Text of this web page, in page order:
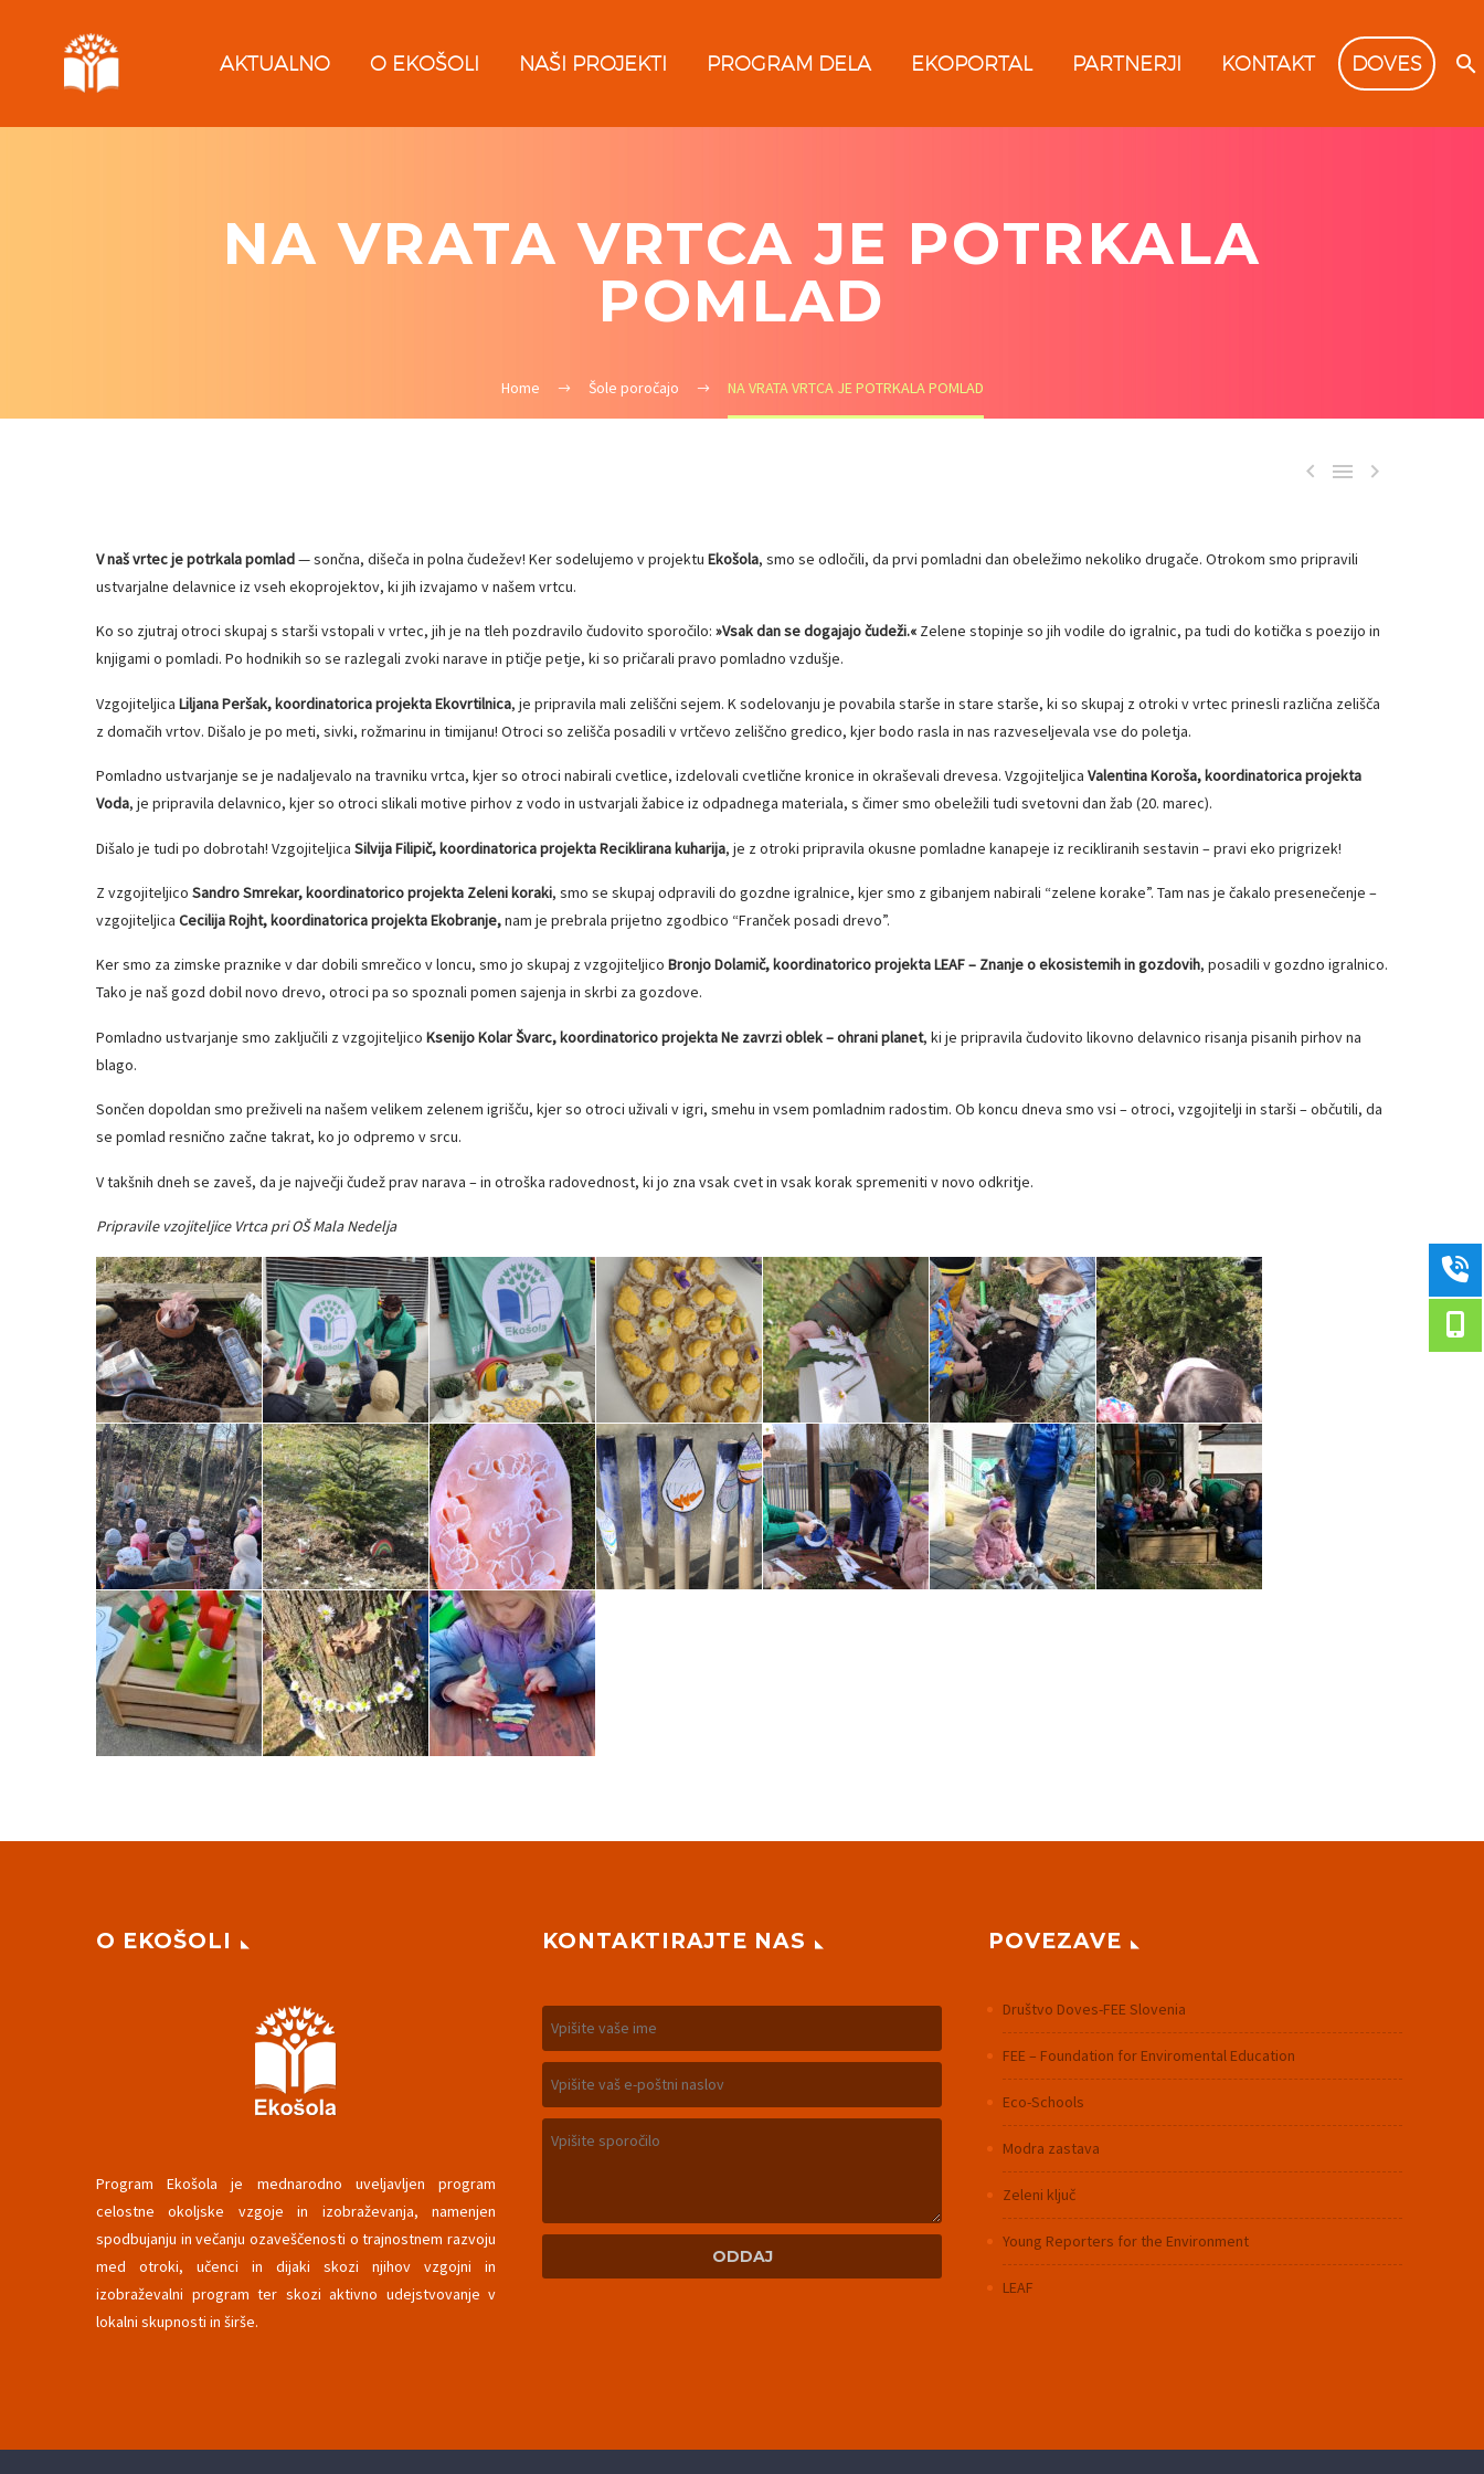
AKTUALNO O EKOŠOLI NAŠI PROJEKTI PROGRAM DELA EKOPORTAL PARTNERJI KONTAKT DOVES
NA VRATA VRTCA JE POTRKALA
POMLAD
Home Šole poročajo NA VRATA VRTCA JE POTRKALA POMLAD
  
V naš vrtec je potrkala pomlad— sončna, dišeča in polna čudežev! Ker sodelujemo v projektu Ekošola, smo se odločili, da prvi pomladni dan obeležimo nekoliko drugače. Otrokom smo pripravili
ustvarjalne delavnice iz vseh ekoprojektov, ki jih izvajamo v našem vrtcu.
Ko so zjutraj otroci skupaj s starši vstopali v vrtec, jih je na tleh pozdravilo čudovito sporočilo: »Vsak dan se dogajajo čudeži.« Zelene stopinje so jih vodile do igralnic, pa tudi do kotička s poezijo in
knjigami o pomladi. Po hodnikih so se razlegali zvoki narave in ptičje petje, ki so pričarali pravo pomladno vzdušje.
Vzgojiteljica Liljana Peršak, koordinatorica projekta Ekovrtilnica, je pripravila mali zeliščni sejem. K sodelovanju je povabila starše in stare starše, ki so skupaj z otroki v vrtec prinesli različna zelišča
z domačih vrtov. Dišalo je po meti, sivki, rožmarinu in timijanu! Otroci so zelišča posadili v vrtčevo zeliščno gredico, kjer bodo rasla in nas razveseljevala vse do poletja.
Pomladno ustvarjanje se je nadaljevalo na travniku vrtca, kjer so otroci nabirali cvetlice, izdelovali cvetlične kronice in okraševali drevesa. Vzgojiteljica Valentina Koroša, koordinatorica projekta
Voda, je pripravila delavnico, kjer so otroci slikali motive pirhov z vodo in ustvarjali žabice iz odpadnega materiala, s čimer smo obeležili tudi svetovni dan žab (20. marec).
Dišalo je tudi po dobrotah! Vzgojiteljica Silvija Filipič, koordinatorica projekta Reciklirana kuharija, je z otroki pripravila okusne pomladne kanapeje iz recikliranih sestavin – pravi eko prigrizek!
Z vzgojiteljico Sandro Smrekar, koordinatorico projekta Zeleni koraki, smo se skupaj odpravili do gozdne igralnice, kjer smo z gibanjem nabirali “zelene korake”. Tam nas je čakalo presenečenje –
vzgojiteljica Cecilija Rojht, koordinatorica projekta Ekobranje,nam je prebrala prijetno zgodbico “Franček posadi drevo”.
Ker smo za zimske praznike v dar dobili smrečico v loncu, smo jo skupaj z vzgojiteljico Bronjo Dolamič, koordinatorico projekta LEAF – Znanje o ekosistemih in gozdovih, posadili v gozdno igralnico.
Tako je naš gozd dobil novo drevo, otroci pa so spoznali pomen sajenja in skrbi za gozdove.
Pomladno ustvarjanje smo zaključili z vzgojiteljico Ksenijo Kolar Švarc, koordinatorico projekta Ne zavrzi oblek – ohrani planet, ki je pripravila čudovito likovno delavnico risanja pisanih pirhov na
blago.
Sončen dopoldan smo preživeli na našem velikem zelenem igrišču, kjer so otroci uživali v igri, smehu in vsem pomladnim radostim. Ob koncu dneva smo vsi – otroci, vzgojitelji in starši – občutili, da
se pomlad resnično začne takrat, ko jo odpremo v srcu.
V takšnih dneh se zaveš, da je največji čudež prav narava – in otroška radovednost, ki jo zna vsak cvet in vsak korak spremeniti v novo odkritje.
Pripravile vzojiteljice Vrtca pri OŠ Mala Nedelja
O EKOŠOLI
Program Ekošola je mednarodno uveljavljen program
celostne okoljske vzgoje in izobraževanja, namenjen
spodbujanju in večanju ozaveščenosti o trajnostnem razvoju
med otroki, učenci in dijaki skozi njihov vzgojni in
izobraževalni program ter skozi aktivno udejstvovanje v
lokalni skupnosti in širše.
KONTAKTIRAJTE NAS POVEZAVE
Društvo Doves-FEE Slovenia
FEE – Foundation for Enviromental Education
Eco-Schools
Modra zastava
Zeleni ključ
Young Reporters for the Environment
LEAF